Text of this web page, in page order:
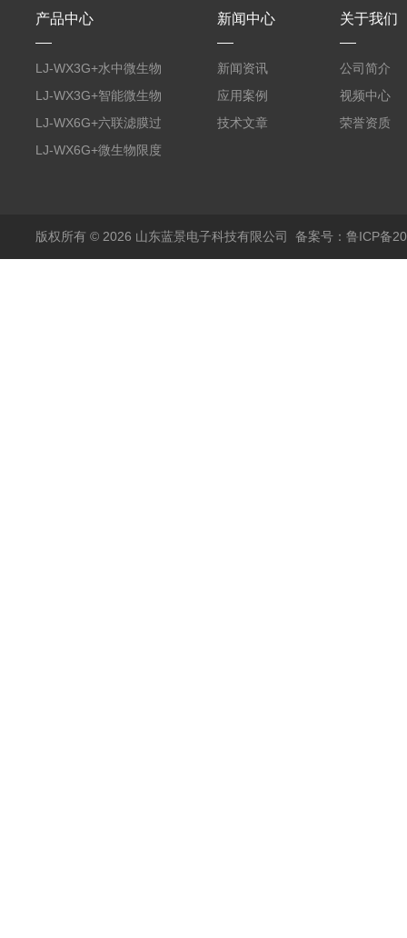
产品中心
LJ-WX3G+水中微生物
膜过滤装置
LJ-WX3G+智能微生物
限度仪
LJ-WX6G+六联滤膜过
滤器
LJ-WX6G+微生物限度
新闻中心
新闻资讯
应用案例
技术文章
关于我们
公司简介
视频中心
荣誉资质
版权所有 © 2026 山东蓝景电子科技有限公司 备案号：鲁ICP备